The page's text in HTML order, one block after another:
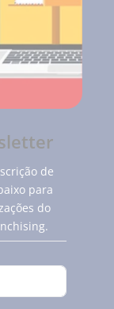
de
para
do